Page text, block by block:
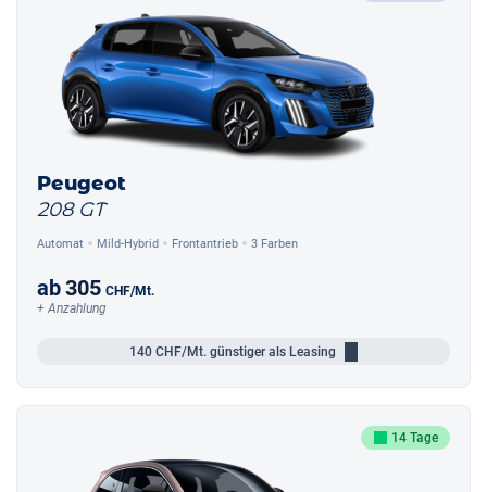
Peugeot
208 GT
Automat Mild-Hybrid Frontantrieb 3 Farben
ab305 CHF/Mt.
+ Anzahlung
140 CHF/Mt. günstiger als Leasing
14 Tage